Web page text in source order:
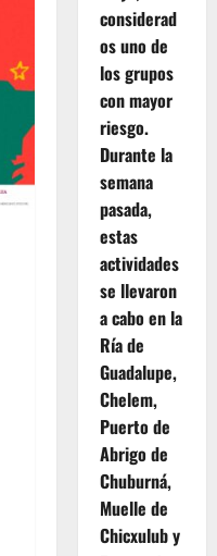
considerad
os uno de
los grupos
con mayor
riesgo.
Durante la
semana
pasada,
estas
actividades
se llevaron
a cabo en la
Ría de
Guadalupe,
Chelem,
Puerto de
Abrigo de
Chuburná,
Muelle de
Chicxulub y